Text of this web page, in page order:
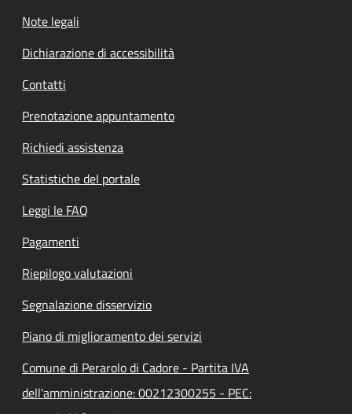
Note legali
Dichiarazione di accessibilità
Contatti
Prenotazione appuntamento
Richiedi assistenza
Statistiche del portale
Leggi le FAQ
Pagamenti
Riepilogo valutazioni
Segnalazione disservizio
Piano di miglioramento dei servizi
Comune di Perarolo di Cadore - Partita IVA
dell'amministrazione: 00212300255 - PEC: